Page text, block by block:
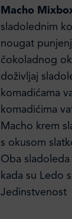
Macho
sladolednim
nougat
čokoladnog
doživljaj
komadićama
komadićima
Macho krem
s okusom
Oba
kada su Ledo
Jedinstvenost